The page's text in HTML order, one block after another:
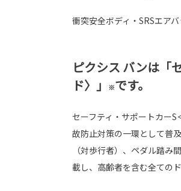
衝突安全ボディ・SRSエア
ピクシス バンは「
ド〉」
※です。
セーフティ・サポートカー
故防止対策の一環として普
（対歩行者）、ペダル踏
載し、高齢者を含む全ての